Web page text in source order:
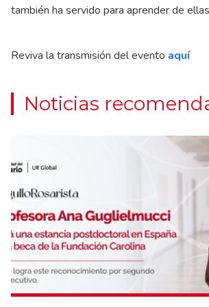
también ha servido para aprender de
Reviva la transmisión del evento aquí
Noticias